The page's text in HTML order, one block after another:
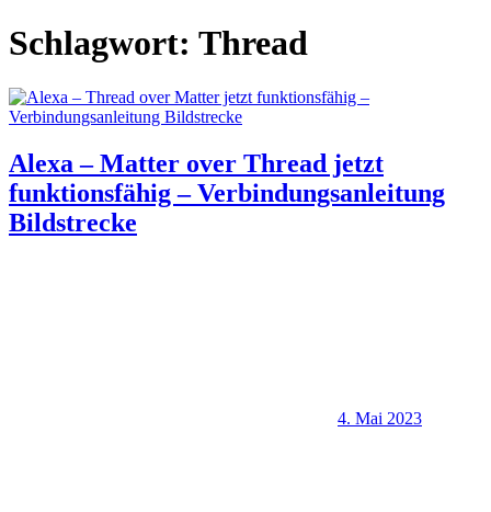
Schlagwort: Thread
Alexa – Matter over Thread jetzt
funktionsfähig – Verbindungsanleitung
Bildstrecke
4. Mai 2023